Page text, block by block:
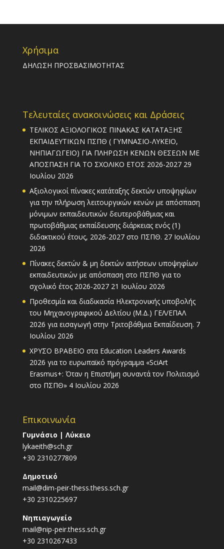
Χρήσιμα
ΔΗΛΩΣΗ ΠΡΟΣΒΑΣΙΜΟΤΗΤΑΣ
Τελευταίες ανακοινώσεις και Δράσεις
ΤΕΛΙΚΟΣ ΑΞΙΟΛΟΓΙΚΟΣ ΠΙΝΑΚΑΣ ΚΑΤΑΤΑΞΗΣ
ΕΚΠΑΙΔΕΥΤΙΚΩΝ ΠΣΠΘ ( ΓΥΜΝΑΣΙΟ-ΛΥΚΕΙΟ,
ΝΗΠΙΑΓΩΓΕΙΟ) ΓΙΑ ΠΛΗΡΩΣΗ ΚΕΝΩΝ ΘΕΣΕΩΝ ΜΕ
ΑΠΟΣΠΑΣΗ ΓΙΑ ΤΟ ΣΧΟΛΙΚΟ ΕΤΟΣ 2026-2027 29
Ιουλίου 2026
Αξιολογικοί πίνακες κατάταξης δεκτών υποψηφίων
για την πλήρωση λειτουργικών κενών με απόσπαση
μόνιμων εκπαιδευτικών δευτεροβάθμιας και
πρωτοβάθμιας εκπαίδευσης διάρκειας ενός (1)
διδακτικού έτους, 2026-2027 στο ΠΣΠΘ. 27 Ιουλίου
2026
Πίνακες δεκτών & μη δεκτών αιτήσεων υποψηφίων
εκπαιδευτικών με απόσπαση στο ΠΣΠΘ για το
σχολικό έτος 2026-2027 21 Ιουλίου 2026
Προθεσμία και διαδικασία Ηλεκτρονικής υποβολής
του Μηχανογραφικού Δελτίου (Μ.Δ.) ΓΕΛ/ΕΠΑΛ
2026 για εισαγωγή στην Τριτοβάθμια Εκπαίδευση. 7
Ιουλίου 2026
ΧΡΥΣΟ ΒΡΑΒΕΙΟ στα Education Leaders Awards
2026 για το ευρωπαϊκό πρόγραμμα «SciArt
Erasmus+: Όταν η Επιστήμη συναντά τον Πολιτισμό
στο ΠΣΠΘ» 4 Ιουλίου 2026
Επικοινωνία
Γυμνάσιο | Λύκειο
lykaeith@sch.gr
+30 2310277809
Δημοτικό
mail@dim-peir-thess.thess.sch.gr
+30 2310225697
Νηπιαγωγείο
mail@nip-peir.thess.sch.gr
+30 2310267433